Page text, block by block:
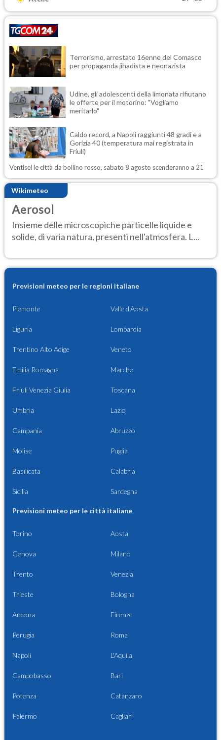
Terrorismo, arrestato 16enne del Comasco
per propaganda jihadista e neonazista
Udine, gli adolescenti della limonata rifiutano
le offerte per il motorino: "Vogliamo
meritarlo"
Caldo record, a Napoli raggiunti 48 gradi e a
Gorizia 40 (temperatura mai registrata in
Friuli)
Ventisei le città da bollino rosso, sabato 8 agosto scenderanno a 21
Wikimeteo
Aerosol
Insieme delle microscopiche particelle liquide e
solide, di varia natura, presenti nell'atmosfera. L...
Previsioni meteo per le regioni italiane
Piemonte Valle d'Aosta
Liguria Lombardia
Trentino Alto Adige Veneto
Emilia Romagna Marche
Friuli Venezia Giulia Toscana
Umbria Lazio
Campania Abruzzo
Molise Puglia
Basilicata Calabria
Sicilia Sardegna
Previsioni meteo per le città italiane
Torino Aosta
Genova Milano
Trento Venezia
Trieste Bologna
Ancona Firenze
Perugia Roma
Napoli L'Aquila
Campobasso Bari
Potenza Catanzaro
Palermo Cagliari